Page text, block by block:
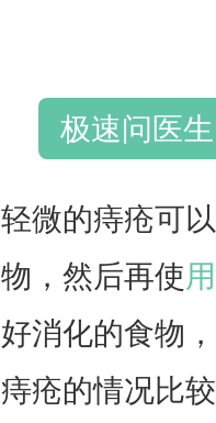
极速问医生
微的痔疮可以
，然后再使用
消化的食物，
疮的情况比较